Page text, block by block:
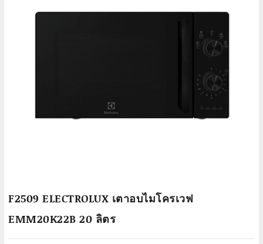
F2509 ELECTROLUX เตาอบไมโครเวฟ
EMM20K22B 20 ลิตร